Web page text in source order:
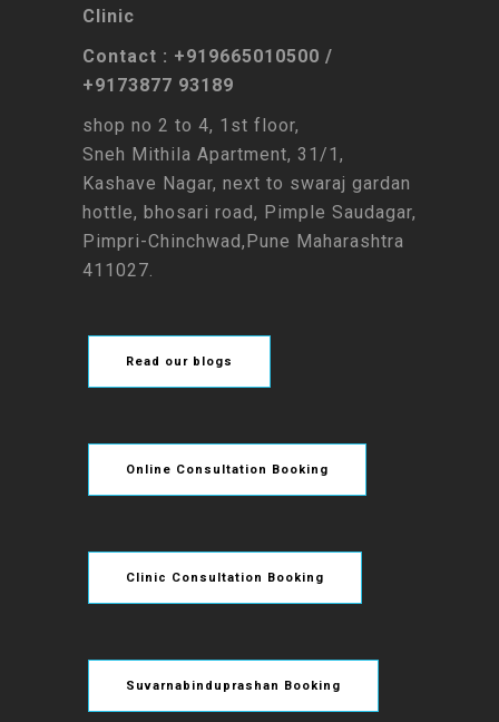
Clinic
Contact : +919665010500 /
+9173877 93189
shop no 2 to 4, 1st floor,
Sneh Mithila Apartment, 31/1,
Kashave Nagar, next to swaraj gardan
hottle, bhosari road, Pimple Saudagar,
Pimpri-Chinchwad,Pune Maharashtra
411027.
Read our blogs
Online Consultation Booking
Clinic Consultation Booking
Suvarnabinduprashan Booking